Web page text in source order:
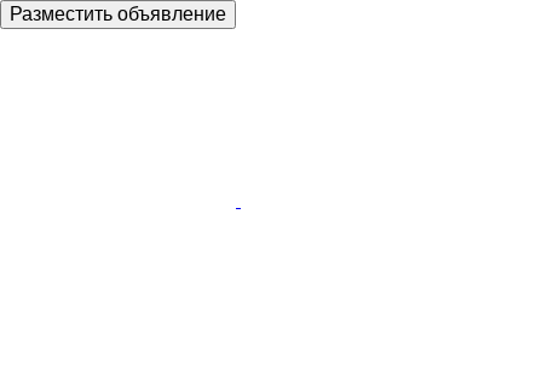
Разместить объявление